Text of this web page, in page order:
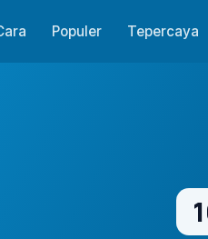
Populer Tepercaya